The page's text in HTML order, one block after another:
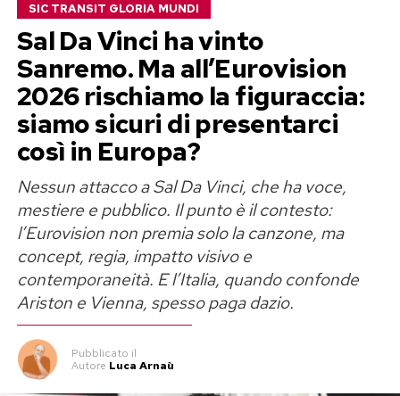
agitata, confusa, in evidente difficoltà. Poi è
stata accompagnata al Policlinico.
Quella donna si chiama Belen Rodriguez. E
improvvisamente, per una parte di questo
Paese, la sofferenza è diventata una
barzelletta.
Se sei famosa, allora non hai diritto
a stare male
Perché è famosa, perché è bella. , perché è ricca.
Perché è Belén.
Ho letto commenti disgustosi. Gente che
parlava di “sceneggiata”, di “ricerca di
SIC TRANSIT GLORIA MUNDI
Sal Da Vinci ha vinto
Sanremo. Ma all’Eurovision
2026 rischiamo la figuraccia:
siamo sicuri di presentarci
così in Europa?
Nessun attacco a Sal Da Vinci, che ha voce,
mestiere e pubblico. Il punto è il contesto:
l’Eurovision non premia solo la canzone, ma
concept, regia, impatto visivo e
contemporaneità. E l’Italia, quando confonde
Ariston e Vienna, spesso paga dazio.
Pubblicato il
Autore Luca Arnaù